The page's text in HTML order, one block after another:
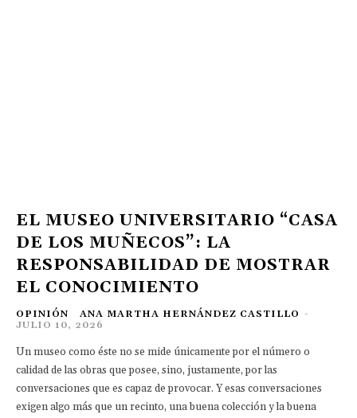
EL MUSEO UNIVERSITARIO “CASA
DE LOS MUÑECOS”: LA
RESPONSABILIDAD DE MOSTRAR
EL CONOCIMIENTO
OPINIÓN ANA MARTHA HERNÁNDEZ CASTILLO -
JULIO 10, 2026
Un museo como éste no se mide únicamente por el número o
calidad de las obras que posee, sino, justamente, por las
conversaciones que es capaz de provocar. Y esas conversaciones
exigen algo más que un recinto, una buena colección y la buena